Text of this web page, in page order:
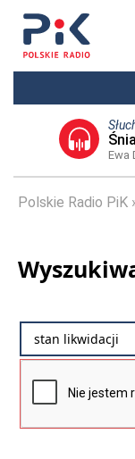
Ewa
Polskie Radio PiK